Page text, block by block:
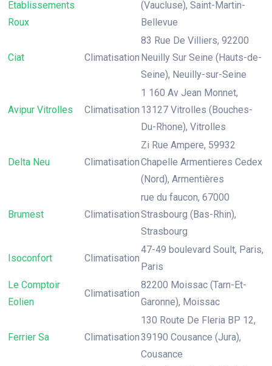
Etablissements
Roux
(Vaucluse), Saint-Martin-
Bellevue
Ciat Climatisation
83 Rue De Villiers, 92200
Neuilly Sur Seine (Hauts-de-
Seine), Neuilly-sur-Seine
Avipur Vitrolles Climatisation
1 160 Av Jean Monnet,
13127 Vitrolles (Bouches-
Du-Rhone), Vitrolles
Delta Neu Climatisation
Zi Rue Ampere, 59932
Chapelle Armentieres Cedex
(Nord), Armentières
Brumest Climatisation
rue du faucon, 67000
Strasbourg (Bas-Rhin),
Strasbourg
Isoconfort Climatisation
47-49 boulevard Soult, Paris,
Paris
Le Comptoir
Eolien
Climatisation
82200 Moissac (Tarn-Et-
Garonne), Moissac
Ferrier Sa Climatisation
130 Route De Fleria BP 12,
39190 Cousance (Jura),
Cousance